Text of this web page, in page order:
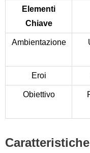
Elementi
Chiave
Ambientazione
Eroi
Obiettivo